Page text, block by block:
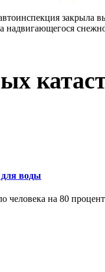
закрыла
надвигающегося
воды
человека на 80